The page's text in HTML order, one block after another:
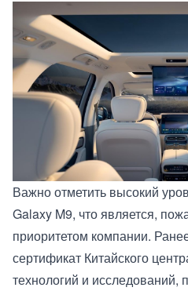
Важно отметить высокий
Galaxy M9, что является,
приоритетом компании.
сертификат Китайского
технологий и